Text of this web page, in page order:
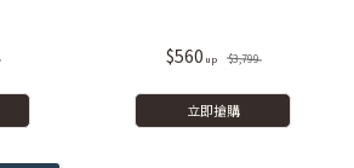
$560 $3,799
立即搶購